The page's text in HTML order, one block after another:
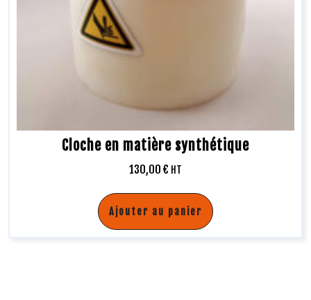
Cloche en matière synthétique
130,00 € HT
Ajouter au panier